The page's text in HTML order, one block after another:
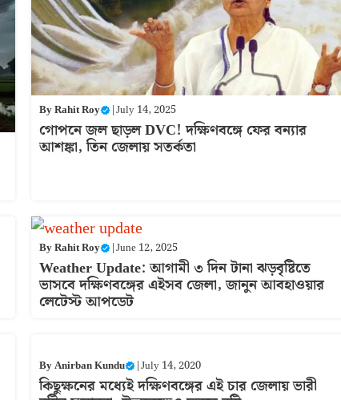
ByRahit Roy |July 14, 2025
গোপনে জল ছাড়ল DVC! দক্ষিণবঙ্গে ফের বন্যার
আশঙ্কা, তিন জেলায় সতর্কতা
ByRahit Roy |June 12, 2025
Weather Update: আগামী ৩ দিন টানা ঝড়বৃষ্টিতে
ভাসবে দক্ষিণবঙ্গের এইসব জেলা, জানুন আবহাওয়ার
লেটেস্ট আপডেট
ByAnirban Kundu |July 14, 2020
কিছুক্ষনের মধ্যেই দক্ষিণবঙ্গের এই চার জেলায় ভারী